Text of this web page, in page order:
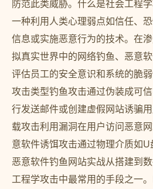
防范此类威胁。什么是社会工程
一种利用人类心理弱点如信任、
信息或实施恶意行为的技术。在
拟真实世界中的网络钓鱼、恶意
评估员工的安全意识和系统的脆
攻击类型钓鱼攻击通过伪装成可
行发送邮件或创建虚假网站诱骗
载攻击利用漏洞在用户访问恶意
意软件诱饵攻击通过物理介质如
恶意软件钓鱼网站实战从搭建到
工程学攻击中最常用的手段之一